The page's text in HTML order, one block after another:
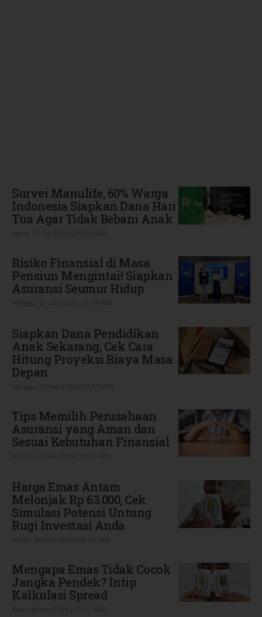
Survei Manulife, 60% Warga
Indonesia Siapkan Dana Hari
Tua Agar Tidak Bebani Anak
Risiko Finansial di Masa
Pensiun Mengintai! Siapkan
Asuransi Seumur Hidup
Siapkan Dana Pendidikan
Anak Sekarang, Cek Cara
Hitung Proyeksi Biaya Masa
Depan
Tips Memilih Perusahaan
Asuransi yang Aman dan
Sesuai Kebutuhan Finansial
Harga Emas Antam
Melonjak Rp 63.000, Cek
Simulasi Potensi Untung
Rugi Investasi Anda
Mengapa Emas Tidak Cocok
Jangka Pendek? Intip
Kalkulasi Spread